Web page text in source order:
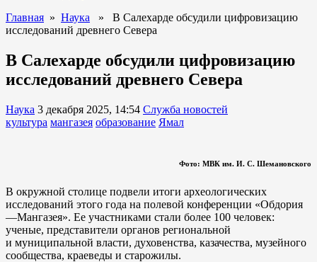
Главная » Наука » В Салехарде обсудили цифровизацию
исследований древнего Севера
В Салехарде обсудили цифровизацию
исследований древнего Севера
Наука 3 декабря 2025, 14:54 Служба новостей
культура мангазея образование Ямал
Фото: МВК им. И. С. Шемановского
В окружной столице подвели итоги археологических
исследований этого года на полевой конференции «Обдория
—Мангазея». Ее участниками стали более 100 человек:
ученые, представители органов региональной
и муниципальной власти, духовенства, казачества, музейного
сообщества, краеведы и старожилы.